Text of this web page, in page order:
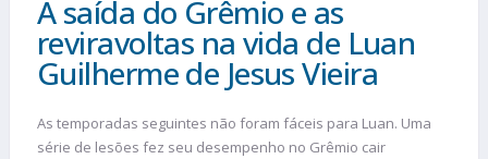
A saída do Grêmio e as
reviravoltas na vida de Luan
Guilherme de Jesus Vieira
As temporadas seguintes não foram fáceis para Luan. Uma
série de lesões fez seu desempenho no Grêmio cair